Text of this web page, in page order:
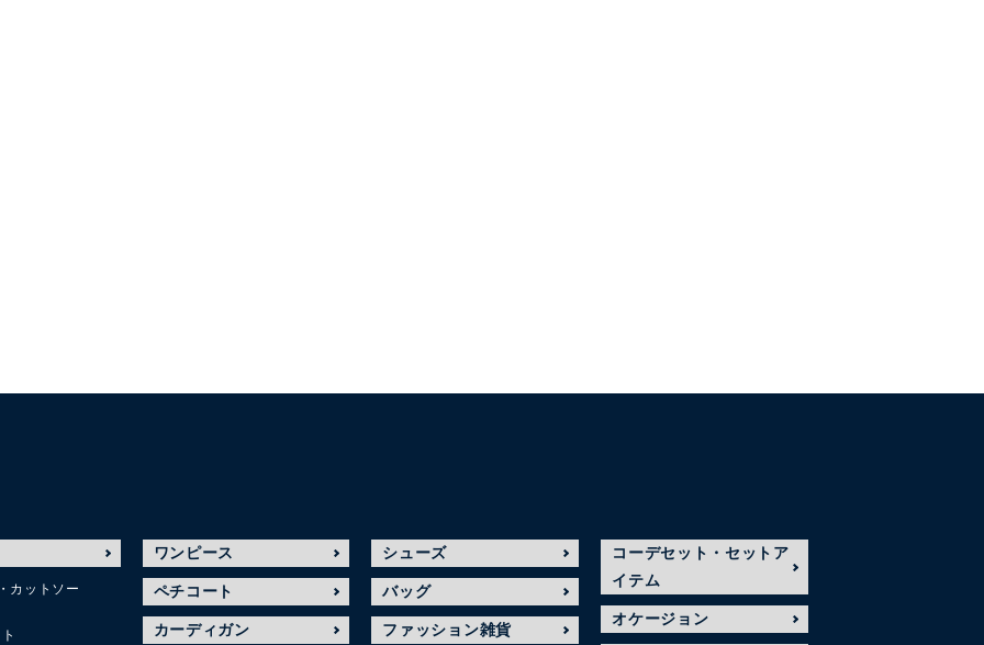
カットソー
ワンピース
ペチコート
カーディガン
シューズ
バッグ
ファッション雑貨
コーデセット・セットア
イテム
オケージョン